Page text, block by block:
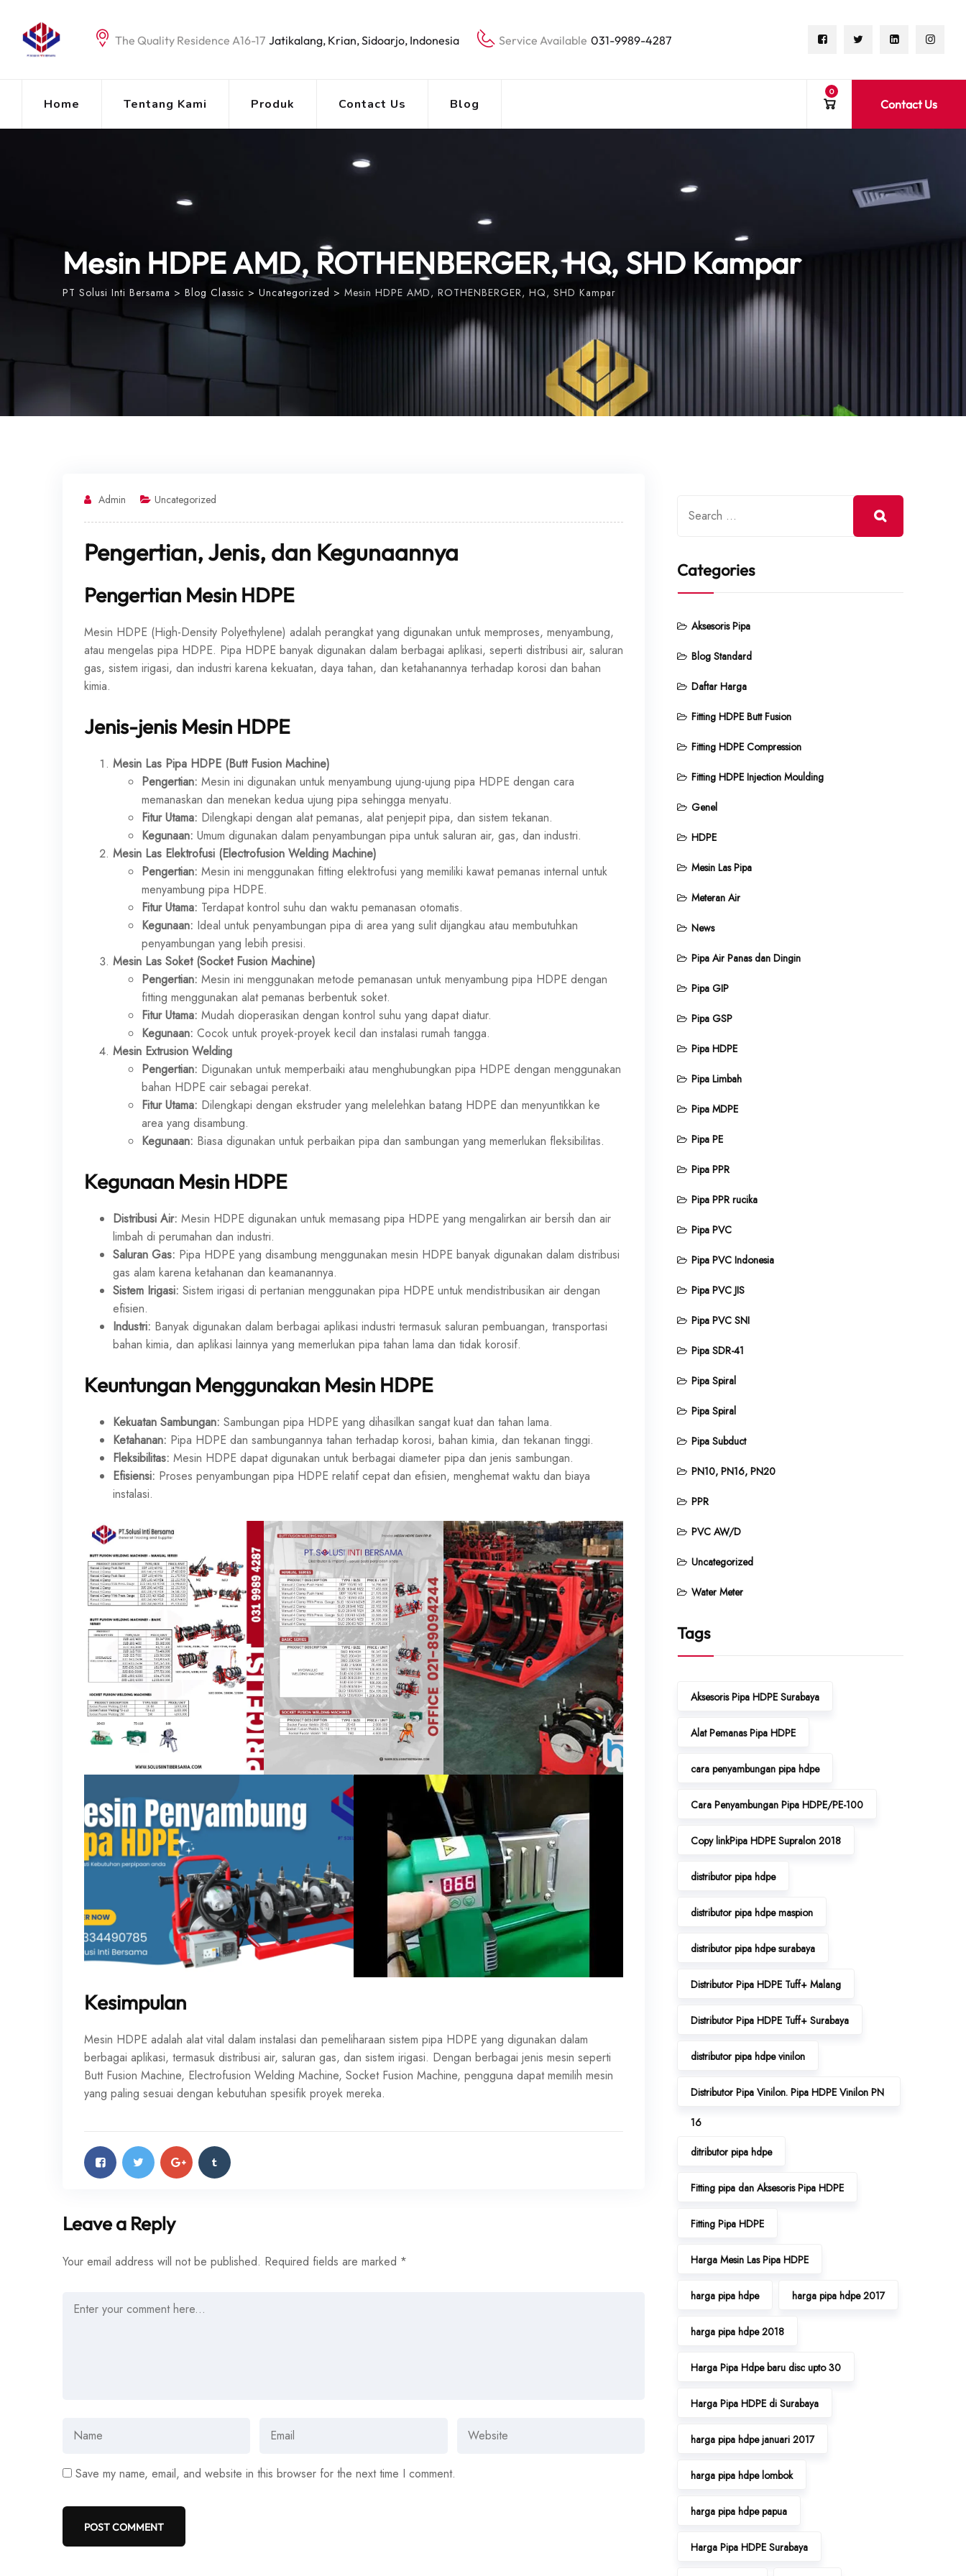
content
The Quality Residence A16-17 Jatikalang, Krian, Sidoarjo, Indonesia Service Available 031-9989-4287
Home Tentang Kami Produk Contact Us Blog
0
Contact Us
Mesin HDPE AMD, ROTHENBERGER, HQ, SHD Kampar
PT Solusi Inti Bersama > Blog Classic > Uncategorized > Mesin HDPE AMD, ROTHENBERGER, HQ, SHD Kampar
Admin Uncategorized
Pengertian, Jenis, dan Kegunaannya
Pengertian Mesin HDPE
Mesin HDPE (High-Density Polyethylene) adalah perangkat yang digunakan untuk memproses, menyambung,
atau mengelas pipa HDPE. Pipa HDPE banyak digunakan dalam berbagai aplikasi, seperti distribusi air, saluran
gas, sistem irigasi, dan industri karena kekuatan, daya tahan, dan ketahanannya terhadap korosi dan bahan
kimia.
Jenis-jenis Mesin HDPE
Mesin Las Pipa HDPE (Butt Fusion Machine)
Pengertian: Mesin ini digunakan untuk menyambung ujung-ujung pipa HDPE dengan cara
memanaskan dan menekan kedua ujung pipa sehingga menyatu.
Fitur Utama: Dilengkapi dengan alat pemanas, alat penjepit pipa, dan sistem tekanan.
Kegunaan: Umum digunakan dalam penyambungan pipa untuk saluran air, gas, dan industri.
Mesin Las Elektrofusi (Electrofusion Welding Machine)
Pengertian: Mesin ini menggunakan fitting elektrofusi yang memiliki kawat pemanas internal untuk
menyambung pipa HDPE.
Fitur Utama: Terdapat kontrol suhu dan waktu pemanasan otomatis.
Kegunaan: Ideal untuk penyambungan pipa di area yang sulit dijangkau atau membutuhkan
penyambungan yang lebih presisi.
Mesin Las Soket (Socket Fusion Machine)
Pengertian: Mesin ini menggunakan metode pemanasan untuk menyambung pipa HDPE dengan
fitting menggunakan alat pemanas berbentuk soket.
Fitur Utama: Mudah dioperasikan dengan kontrol suhu yang dapat diatur.
Kegunaan: Cocok untuk proyek-proyek kecil dan instalasi rumah tangga.
Mesin Extrusion Welding
Pengertian: Digunakan untuk memperbaiki atau menghubungkan pipa HDPE dengan menggunakan
bahan HDPE cair sebagai perekat.
Fitur Utama: Dilengkapi dengan ekstruder yang melelehkan batang HDPE dan menyuntikkan ke
area yang disambung.
Kegunaan: Biasa digunakan untuk perbaikan pipa dan sambungan yang memerlukan fleksibilitas.
Kegunaan Mesin HDPE
Distribusi Air: Mesin HDPE digunakan untuk memasang pipa HDPE yang mengalirkan air bersih dan air
limbah di perumahan dan industri.
Saluran Gas: Pipa HDPE yang disambung menggunakan mesin HDPE banyak digunakan dalam distribusi
gas alam karena ketahanan dan keamanannya.
Sistem Irigasi: Sistem irigasi di pertanian menggunakan pipa HDPE untuk mendistribusikan air dengan
efisien.
Industri: Banyak digunakan dalam berbagai aplikasi industri termasuk saluran pembuangan, transportasi
bahan kimia, dan aplikasi lainnya yang memerlukan pipa tahan lama dan tidak korosif.
Keuntungan Menggunakan Mesin HDPE
Kekuatan Sambungan: Sambungan pipa HDPE yang dihasilkan sangat kuat dan tahan lama.
Ketahanan: Pipa HDPE dan sambungannya tahan terhadap korosi, bahan kimia, dan tekanan tinggi.
Fleksibilitas: Mesin HDPE dapat digunakan untuk berbagai diameter pipa dan jenis sambungan.
Efisiensi: Proses penyambungan pipa HDPE relatif cepat dan efisien, menghemat waktu dan biaya
instalasi.
Kesimpulan
Mesin HDPE adalah alat vital dalam instalasi dan pemeliharaan sistem pipa HDPE yang digunakan dalam
berbagai aplikasi, termasuk distribusi air, saluran gas, dan sistem irigasi. Dengan berbagai jenis mesin seperti
Butt Fusion Machine, Electrofusion Welding Machine, Socket Fusion Machine, pengguna dapat memilih mesin
yang paling sesuai dengan kebutuhan spesifik proyek mereka.
Leave a Reply
Your email address will not be published. Required fields are marked *
Save my name, email, and website in this browser for the next time I comment.
Categories
Aksesoris Pipa
Blog Standard
Daftar Harga
Fitting HDPE Butt Fusion
Fitting HDPE Compression
Fitting HDPE Injection Moulding
Genel
HDPE
Mesin Las Pipa
Meteran Air
News
Pipa Air Panas dan Dingin
Pipa GIP
Pipa GSP
Pipa HDPE
Pipa Limbah
Pipa MDPE
Pipa PE
Pipa PPR
Pipa PPR rucika
Pipa PVC
Pipa PVC Indonesia
Pipa PVC JIS
Pipa PVC SNI
Pipa SDR-41
Pipa Spiral
Pipa Spiral
Pipa Subduct
PN10, PN16, PN20
PPR
PVC AW/D
Uncategorized
Water Meter
Tags
Aksesoris Pipa HDPE Surabaya
Alat Pemanas Pipa HDPE
cara penyambungan pipa hdpe
Cara Penyambungan Pipa HDPE/PE-100
Copy linkPipa HDPE Supralon 2018
distributor pipa hdpe
distributor pipa hdpe maspion
distributor pipa hdpe surabaya
Distributor Pipa HDPE Tuff+ Malang
Distributor Pipa HDPE Tuff+ Surabaya
distributor pipa hdpe vinilon
Distributor Pipa Vinilon. Pipa HDPE Vinilon PN
16
ditributor pipa hdpe
Fitting pipa dan Aksesoris Pipa HDPE
Fitting Pipa HDPE
Harga Mesin Las Pipa HDPE
harga pipa hdpe harga pipa hdpe 2017
harga pipa hdpe 2018
Harga Pipa Hdpe baru disc upto 30
Harga Pipa HDPE di Surabaya
harga pipa hdpe januari 2017
harga pipa hdpe lombok
harga pipa hdpe papua
Harga Pipa HDPE Surabaya